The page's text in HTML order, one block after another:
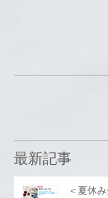
最新記事
＜夏休